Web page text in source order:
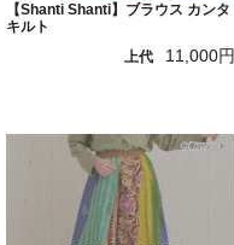
【Shanti Shanti】ブラウス カンタ
キルト
上代
11,000円